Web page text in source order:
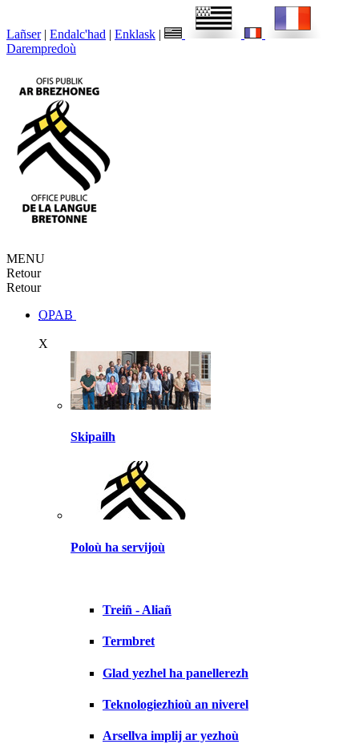
Lañser | Endalc'had | Enklask |
Darempredoù
MENU
Retour
Retour
OPAB
X
Skipailh
Poloù ha servijoù
Treiñ - Aliañ
Termbret
Glad yezhel ha panellerezh
Teknologiezhioù an niverel
Arsellva implij ar yezhoù